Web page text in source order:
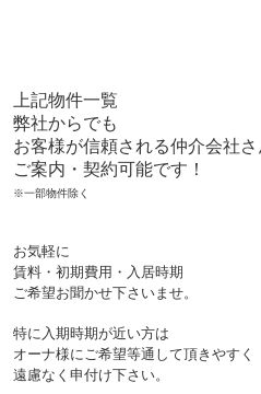
上記物件一覧
弊社からでも
お客様が信頼される仲介会社
ご案内・契約可能です！
※一部物件除く
お気軽に
賃料・初期費用・入居時期
ご希望お聞かせ下さいませ。
特に入期時期が近い方は
オーナ様にご希望等通して頂きやすく
遠慮なく申付け下さい。